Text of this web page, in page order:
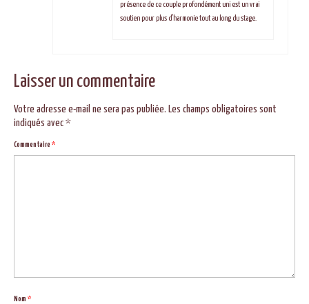
présence de ce couple profondément uni est un vrai
soutien pour plus d’harmonie tout au long du stage.
Laisser un commentaire
Votre adresse e-mail ne sera pas publiée. Les champs obligatoires sont
indiqués avec *
Commentaire *
Nom *